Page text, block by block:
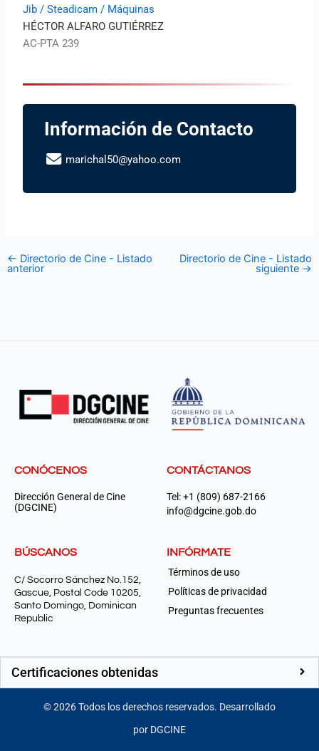
Jib / Steadicam / Máquinas
HÉCTOR ALFARO GUTIÉRREZ
AC-PTA 239
Información de Contacto
marichal50@yahoo.com
← Directorio de Cine - Listado
anterior
Directorio de Cine - Listado
siguiente →
CONÓCENOS
Dirección General de Cine
(DGCINE)
CONTÁCTANOS
Tel: +1 (809) 687-2166
info@dgcine.gob.do
BÚSCANOS
C/ Socorro Sánchez No.152,
Gascue, Postal Code 10205,
Santo Domingo, Dominican
Republic
INFÓRMATE
Términos de uso
Políticas de privacidad
Preguntas frecuentes
Certificaciones obtenidas
©2026Todos los derechos reservados. Desarrollado
por DGCINE